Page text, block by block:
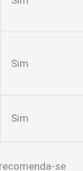
Sim
Sim
se